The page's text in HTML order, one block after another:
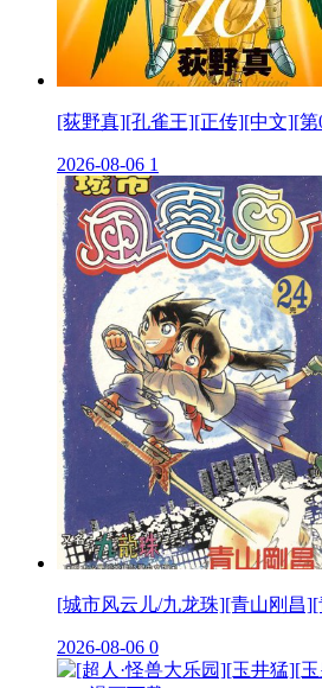
[荻野真][孔雀王][正传][中文][第
2026-08-06 1
[城市风云儿/九龙珠][青山刚昌
2026-08-06 0